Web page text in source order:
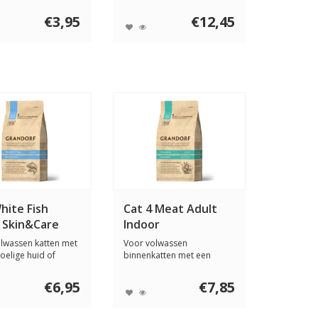
€3,95 €12,45
Fish
katten met
huid of
€6,95
Cat 4 Meat Adult
Indoor
Voor volwassen
binnenkatten met een
€7,85